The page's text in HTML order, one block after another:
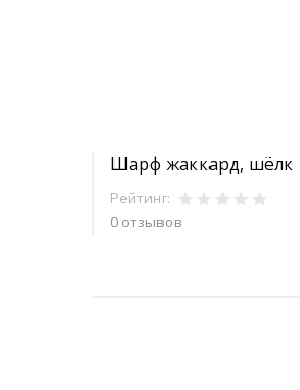
Шарф жаккард, шёлк
Рейтинг:
0 отзывов